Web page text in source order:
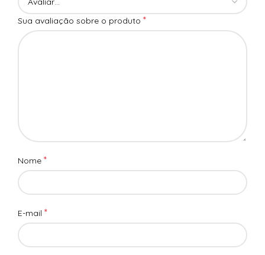
Sua avaliação sobre o produto *
Nome *
E-mail *